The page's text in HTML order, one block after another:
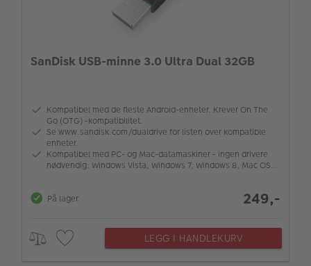
SanDisk USB-minne 3.0 Ultra Dual 32GB
Kompatibel med de fleste Android-enheter. Krever On The
Go (OTG) -kompatibilitet.
Se www.sandisk.com/dualdrive for listen over kompatible
enheter.
Kompatibel med PC- og Mac-datamaskiner - ingen drivere
nødvendig: Windows Vista, Windows 7, Windows 8, Mac OS
På lager
249,-
LEGG I HANDLEKURV